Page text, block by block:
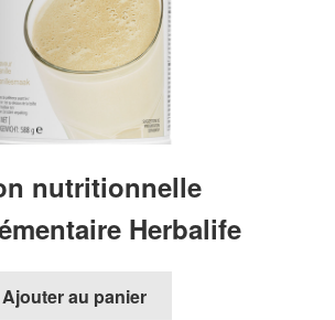
nutritionnelle
Herbalife
Ajouter au panier